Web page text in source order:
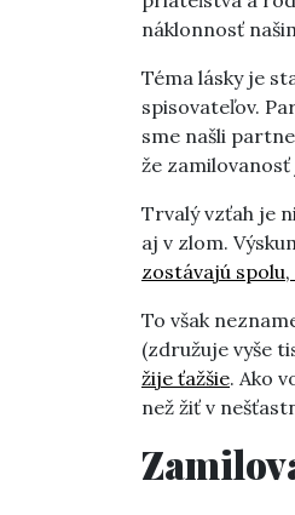
náklonnosť
Téma lásky je
spisovateľov.
sme našli
že
Trvalý vzťah je
aj v zlom.
zostávajú
To však
(združuje vyše
žije ťažšie. Ako
než žiť v